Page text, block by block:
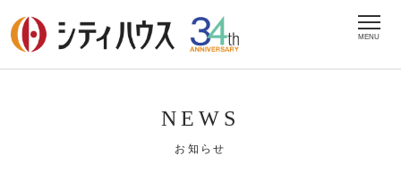
MENU
NEWS
お知らせ